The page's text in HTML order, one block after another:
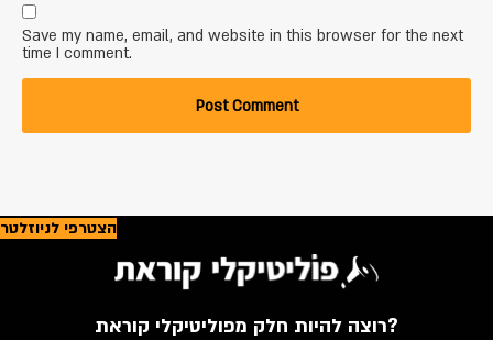
Save my name, email, and website in this browser for the next
time I comment.
הצטרפי לניוזלטר
רוצה להיות חלק מפוליטיקלי קוראת?